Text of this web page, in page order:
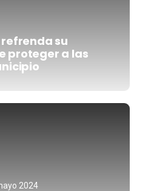
su
proteger a las
2024